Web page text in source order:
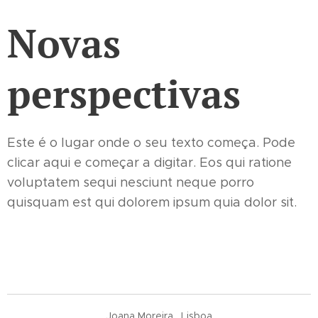
Novas
perspectivas
Este é o lugar onde o seu texto começa. Pode
clicar aqui e começar a digitar. Eos qui ratione
voluptatem sequi nesciunt neque porro
quisquam est qui dolorem ipsum quia dolor sit.